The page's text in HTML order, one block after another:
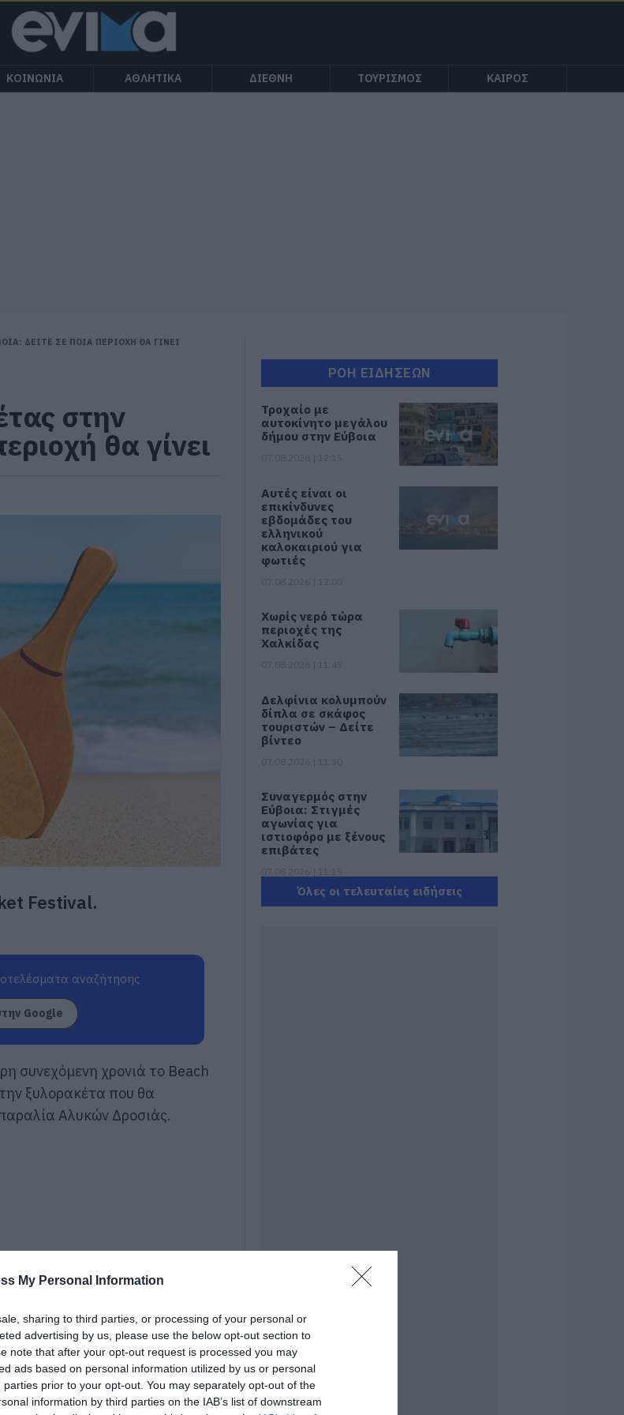
My Personal Information
sharing to third parties, or processing of your personal or
advertising by us, please use the below opt-out section to
note that after your opt-out request is processed you may
ads based on personal information utilized by us or personal
prior to your opt-out. You may separately opt-out of the
information by third parties on the IAB’s list of downstream
ΚΟΙΝΩΝΙΑ ΑΘΛΗΤΙΚΑ ΔΙΕΘΝΗ ΤΟΥΡΙΣΜΟΣ ΚΑΙΡΟΣ
ΔΕΙΤΕ ΣΕ ΠΟΙΑ ΠΕΡΙΟΧΗ ΘΑ ΓΙΝΕΙ
στην
θα γίνει
Festival.
αναζήτησης
Google
συνεχόμενη χρονιά το Beach
ξυλορακέτα που θα
Αλυκών Δροσιάς.
διοργάνωση, οι
ΡΟΗ ΕΙΔΗΣΕΩΝ
Τροχαίο με
αυτοκίνητο μεγάλου
δήμου στην Εύβοια
Αυτές είναι οι
επικίνδυνες
εβδομάδες του
ελληνικού
καλοκαιριού για
φωτιές
Χωρίς νερό τώρα
περιοχές της
Χαλκίδας
Δελφίνια κολυμπούν
δίπλα σε σκάφος
τουριστών – Δείτε
βίντεο
Συναγερμός στην
Εύβοια: Στιγμές
αγωνίας για
ιστιοφόρο με ξένους
επιβάτες
Έκτακτη διακοπή
σώθηκε το Προκόπι
από τη μεγάλη
Είσαι διακοπές στην
γεύσεις στα
κάρβουνα; Έλα στο
«Παλιό Πιθάρι»!
07.08.2026 | 10:00
Όλες οι τελευταίες ειδήσεις